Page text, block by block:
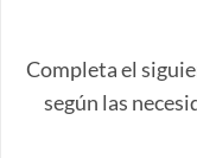
Completa el
según las